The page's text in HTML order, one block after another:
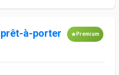
à-porter Premium